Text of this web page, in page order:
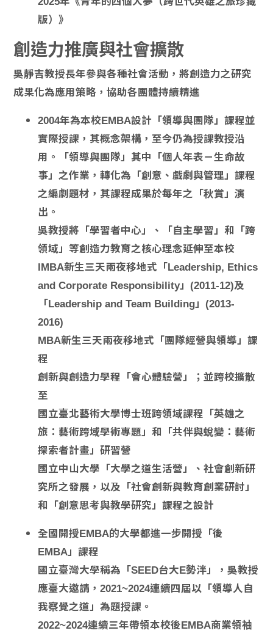
版）》
創造力推廣與社會擴散
吳靜吉教授長年參與各種社會活動，將創造力之研究
成果化為應用策略，協助各團體持續精進
2004年為本校EMBA設計「領導與團隊」課程並
實際授課，其概念架構，至今仍為授課教授沿
用。「領導與團隊」其中「個人年表－生命故
事」之作業，轉化為「創意、戲劇與管理」課程
之編劇題材，其課程成果於每年之「秋賞」演
出。
吳教授將「學習者中心」、「自主學習」和「跨
領域」等創造力教育之核心理念延伸至本校
IMBA新生三天兩夜移地式「Leadership, Ethics
and Corporate Responsibility」(2011-12)及
「Leadership and Team Building」(2013-
2016)
MBA新生三天兩夜移地式「團隊經營與領導」課
程
創新與創造力學程「會心體驗營」；並跨校擴散
至
國立臺北藝術大學博士班跨領域課程「英雄之
旅：藝術跨域學術專題」和「共伴與蛻變：藝術
探索者計畫」研習營
國立中山大學「大學之道生活營」、社會創新研
究所之發展，以及「社會創新與教育創業研討」
和「創意思考與教學研究」課程之設計
全國開授EMBA的大學都進一步開授「後
EMBA」課程
國立臺灣大學稱為「SEED台大E勢泮」，吳教授
應臺大邀請，2021~2024連續四屆以「領導人自
我察覺之道」為題授課。
2022~2024連續三年帶領本校後EMBA商業領袖